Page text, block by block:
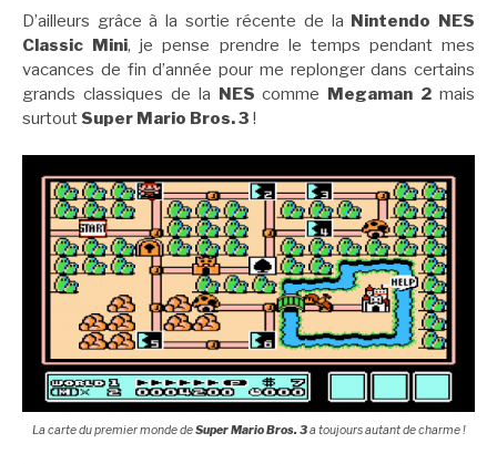
D’ailleurs grâce à la sortie récente de la Nintendo NES
Classic Mini, je pense prendre le temps pendant mes
vacances de fin d’année pour me replonger dans certains
grands classiques de la NES comme Megaman 2 mais
surtout Super Mario Bros. 3 !
La carte du premier monde deSuper Mario Bros. 3a toujours autant de charme !